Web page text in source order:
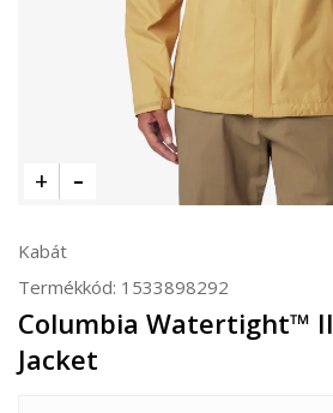
Kabát
Termékkód: 1533898292
Columbia Watertight™ II
Jacket